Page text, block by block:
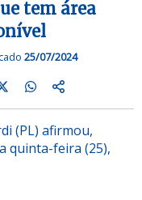
tem área
25/07/2024
(PL) afirmou,
quinta-feira (25),